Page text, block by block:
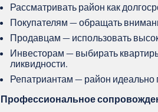
Рассматривать район как
Покупателям — обращать
Продавцам — использовать
Инвесторам — выбирать
ликвидности.
Репатриантам — район идеально
Профессиональное